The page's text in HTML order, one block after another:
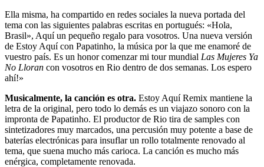
Ella misma, ha compartido en redes sociales la nueva portada del
tema con las siguientes palabras escritas en portugués: «Hola,
Brasil», Aquí un pequeño regalo para vosotros. Una nueva versión
de Estoy Aquí con Papatinho, la música por la que me enamoré de
vuestro país. Es un honor comenzar mi tour mundial Las Mujeres Ya
No Lloran con vosotros en Rio dentro de dos semanas. Los espero
ahí!»
Musicalmente, la canción es otra. Estoy Aquí Remix mantiene la
letra de la original, pero todo lo demás es un viajazo sonoro con la
impronta de Papatinho. El productor de Rio tira de samples con
sintetizadores muy marcados, una percusión muy potente a base de
baterías electrónicas para insuflar un rollo totalmente renovado al
tema, que suena mucho más carioca. La canción es mucho más
enérgica, completamente renovada.